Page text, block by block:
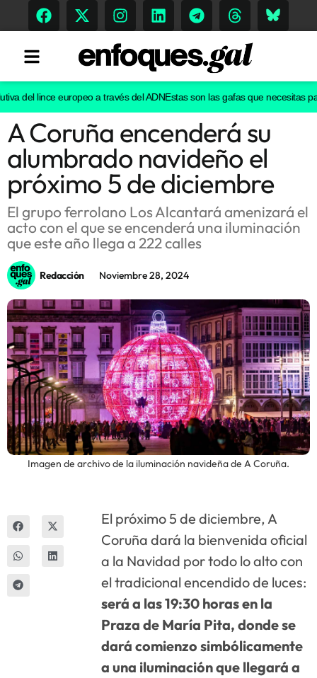
Tendencias
Memoria Histórica
Gastronomía
Escenarios
Sostenibilidad
Innova
del lince europeo a través del ADNEstas son las gafas que necesitas
A Coruña encenderá su
alumbrado navideño el
próximo 5 de diciembre
El grupo ferrolano Los Alcantará amenizará el
acto con el que se encenderá una iluminación
que este año llega a 222 calles
Redacción Noviembre 28, 2024
Imagen de archivo de la iluminación navideña de A Coruña.
El próximo 5 de diciembre, A
Coruña dará la bienvenida oficial
a la Navidad por todo lo alto con
el tradicional encendido de luces:
será a las 19:30 horas en la
Praza de María Pita, donde se
dará comienzo simbólicamente
a una iluminación que llegará a